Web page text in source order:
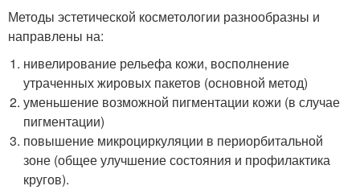
Методы эстетической косметологии разнообразны и
направлены на:
нивелирование рельефа кожи, восполнение
утраченных жировых пакетов (основной метод)
уменьшение возможной пигментации кожи (в случае
пигментации)
повышение микроциркуляции в периорбитальной
зоне (общее улучшение состояния и профилактика
кругов).